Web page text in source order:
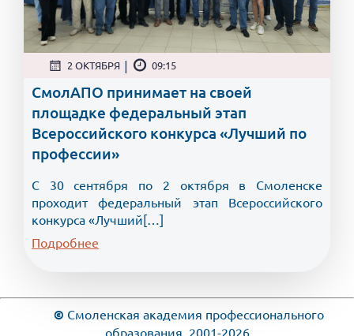
2 ОКТЯБРЯ | 09:15
СмолАПО принимает на своей
площадке федеральный этап
Всероссийского конкурса «Лучший по
профессии»
С 30 сентября по 2 октября в Смоленске
проходит федеральный этап Всероссийского
конкурса «Лучший[…]
Подробнее
© Смоленская академия профессионального
образования, 2001-2026